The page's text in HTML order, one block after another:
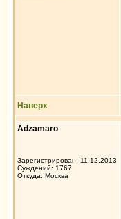
Наверх
Adzamaro
Зарегистрирован: 11.12.2013
Суждений: 1767
Откуда: Москва